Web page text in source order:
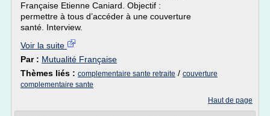
Française Etienne Caniard. Objectif :
permettre à tous d’accéder à une couverture
santé. Interview.
Voir la suite
Par : Mutualité Française
Thèmes liés : complementaire sante retraite / couverture
complementaire sante
Haut de page